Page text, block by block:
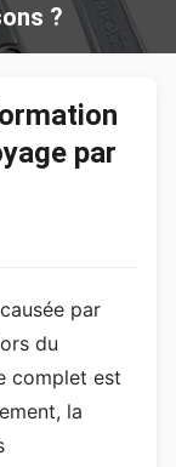
?
par
par
du
complet est
la